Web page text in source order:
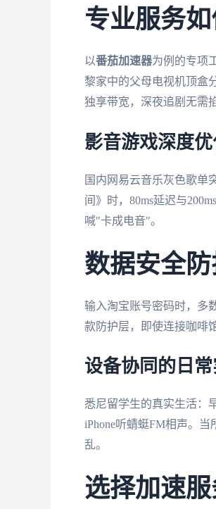
专业服务
以番茄加速器为例的专项
黎家中的父母电视机顶盒
独享带宽，深夜追剧无需
影音游戏深度
国内网易云音乐灰色歌单
间》时，80ms延迟与
喊"卡成电音"。
数据安全
输入淘宝账号密码时，多
款防护层，即使连接咖啡
设备协同的日
悉尼留学生的真实生活：
iPhone听蜻蜓FM相声。
乱。
选择加速